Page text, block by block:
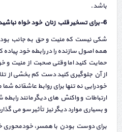
باشد.
6-برای تسخیر قلب زنان خود خواه نباشید
شکی نیست که منیت و حق به جانب بودن
همه اصول سازنده را در رابطه خود پیاده
حمایت کنید اما وقتی صحبت از منیت و
از آن جلوگیری کنید دست کم بخشی از
خودرایی نه تنها برای روابط عاشقانه
ارتباطات و واکنش های دیگر مانند رابطه
و بسیاری موارد دیگر نیز تأثیر سو می
برای دوست بودن با همسر، خودمحوری